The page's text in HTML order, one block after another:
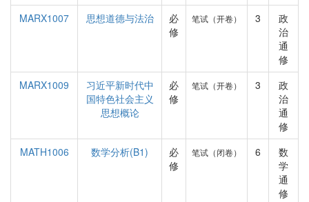
MARX1007
思想道德与法治
必
修
笔试（开卷） 3
政
治
通
修
MARX1009
习近平新时代中
国特色社会主义
思想概论
必
修
笔试（开卷） 3
政
治
通
修
MATH1006
数学分析(B1)
必
修
笔试（闭卷） 6
数
学
通
修